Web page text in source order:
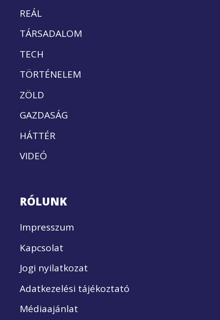
REÁL
TÁRSADALOM
TECH
TÖRTÉNELEM
ZÖLD
GAZDASÁG
HÁTTÉR
VIDEÓ
RÓLUNK
Impresszum
Kapcsolat
Jogi nyilatkozat
Adatkezelési tájékoztató
Médiaajánlat